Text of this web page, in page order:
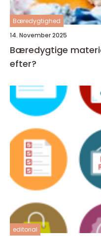
Bæredygtighed
14. November 2025
Bæredygtige
efter?
editorial